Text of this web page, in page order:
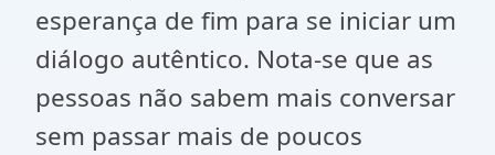
esperança de fim para se iniciar um
diálogo autêntico. Nota-se que as
pessoas não sabem mais conversar
sem passar mais de poucos